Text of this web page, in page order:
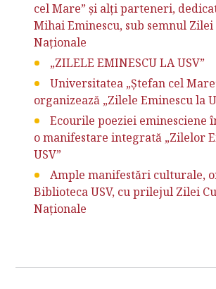
cel Mare” și alți parteneri,
Mihai Eminescu, sub semnul
Naționale
„ZILELE EMINESCU LA USV”
Universitatea „Ștefan cel
organizează „Zilele Eminescu la
Ecourile poeziei eminesciene
o manifestare integrată „Zilelor
USV”
Ample manifestări culturale,
Biblioteca USV, cu prilejul Zilei
Naționale